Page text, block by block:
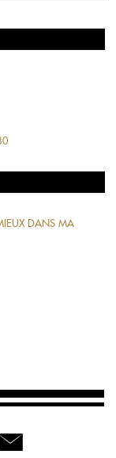
DANS MA